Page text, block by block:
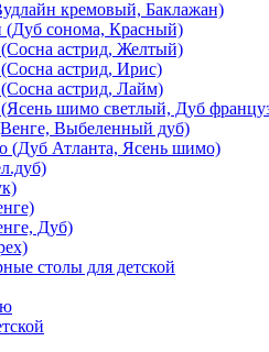
кремовый, Баклажан)
(Дуб сонома, Красный)
астрид, Желтый)
астрид, Ирис)
астрид, Лайм)
шимо светлый, Дуб
Выбеленный дуб)
(Дуб Атланта, Ясень шимо)
Дуб)
столы для детской